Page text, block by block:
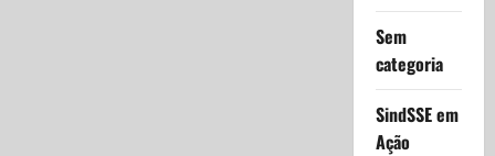
Sem
categoria
SindSSE em
Ação